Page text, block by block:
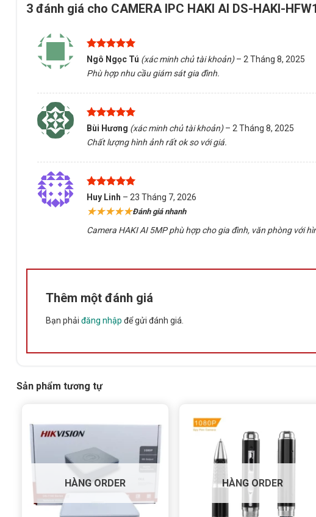
💡 Ưu điểm nổi bật của CAMERA IPC
🔹 Ghi hình siêu nét chuẩn 5MP
Cho hình ảnh rõ ràng, sắc nét hơn nhiều so với các dòng 2MP
🔹 AI thông minh – Giảm báo động giả
Tích hợp công nghệ AI nhận diện chuyển động , phân biệt người –
báo chính xác và hiệu quả.
🔹 Tích hợp micro và cảnh báo chủ động
3 đánh giá cho CAMERA IPC HAKI AI DS-HAKI-
Được xếp
hạng
55
sao
Ngô Ngọc Tú (xác minh chủ tài khoản) – 2 Tháng 8, 2025
Phù hợp nhu cầu giám sát gia đình.
Được xếp
hạng
5
sao
Bùi Hương (xác minh chủ tài khoản) – 2 Tháng 8, 2025
Chất lượng hình ảnh rất ok so với giá.
Được xếp
hạng 5
5
sao
Huy Linh – 23 Tháng 7, 2026
★★★★★Đánh giá nhanh
Camera HAKI AI 5MP phù hợp cho gia đình, văn phòng với
Thêm một đánh giá
Bạn phải đăng nhập để gửi đánh giá.
Sản phẩm tương tự
HÀNG ORDER HÀNG ORDER